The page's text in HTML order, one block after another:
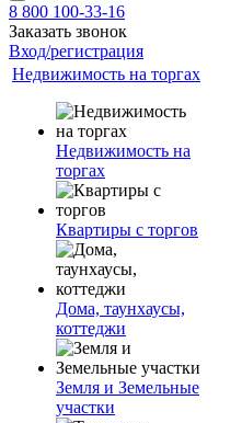
8 800 100-33-16
Заказать звонок
Вход/регистрация
Недвижимость на торгах
Недвижимость на
торгах
Квартиры с торгов
Дома, таунхаусы,
коттеджи
Земля и Земельные
участки